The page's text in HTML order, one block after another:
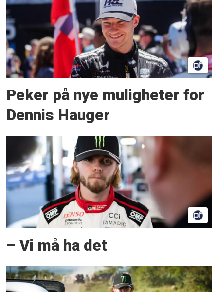
Peker på nye muligheter for
Dennis Hauger
– Vi må ha det